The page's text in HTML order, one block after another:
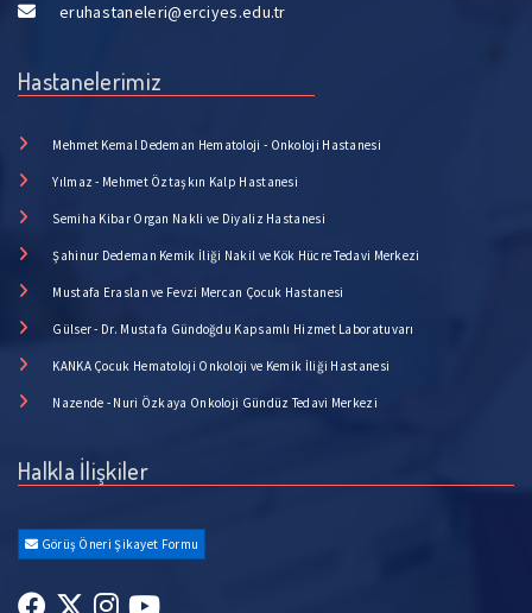
eruhastaneleri@erciyes.edu.tr
Hastanelerimiz
Mehmet Kemal Dedeman Hematoloji - Onkoloji Hastanesi
Yılmaz - Mehmet Öztaşkın Kalp Hastanesi
Semiha Kibar Organ Nakli ve Diyaliz Hastanesi
Şahinur Dedeman Kemik İliği Nakil ve Kök Hücre Tedavi Merkezi
Mustafa Eraslan ve Fevzi Mercan Çocuk Hastanesi
Gülser - Dr. Mustafa Gündoğdu Kapsamlı Hizmet Laboratuvarı
KANKA Çocuk Hematoloji Onkoloji ve Kemik İliği Hastanesi
Nazende - Nuri Özkaya Onkoloji Gündüz Tedavi Merkezi
Halkla İlişkiler
Görüş Öneri Şikayet Formu